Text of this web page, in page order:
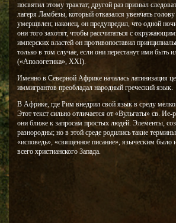
посвятил этому трактат; другой раз призвал
лагеря Ламбезы, который отказался увенчать
умерщвлен; наконец, он предупредил, что одной
они того захотят, чтобы рассчитаться с
имперских властей он противопоставил
только в том случае, если они перестанут ими быть
(«Апологетика», XXI).
Именно в Северной Африке началась латинизация
иммигрантов преобладал народный греческий язык.
В Африке, где Рим внедрил свой язык в среду
Этот текст сильно отличается от «Вульгаты» св.
они ближе к запросам простых людей. Элементы,
разнородны; но в этой среде родились такие
«исповедь», «священное писание», языческим
всего христианского Запада.